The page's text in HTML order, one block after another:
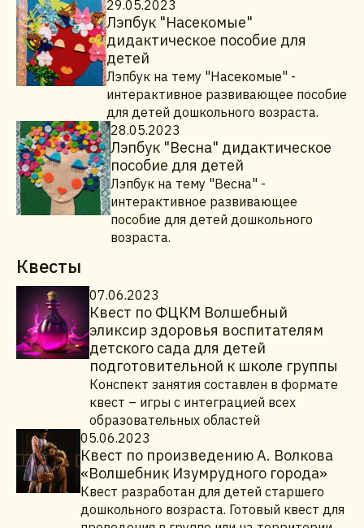
29.05.2023
Лэпбук "Насекомые"
дидактическое пособие для
детей
Лэпбук на тему "Насекомые" -
интерактивное развивающее пособие
для детей дошкольного возраста.
28.05.2023
Лэпбук "Весна" дидактическое
пособие для детей
Лэпбук на тему "Весна" -
интерактивное развивающее
пособие для детей дошкольного
возраста.
Квесты
07.06.2023
Квест по ФЦКМ Волшебный
эликсир здоровья воспитателям
детского сада для детей
подготовительной к школе группы
Конспект занятия составлен в формате
квест – игры с интеграцией всех
образовательных областей
05.06.2023
Квест по произведению А. Волкова
«Волшебник Изумрудного города»
Квест разработан для детей старшего
дошкольного возраста. Готовый квест для